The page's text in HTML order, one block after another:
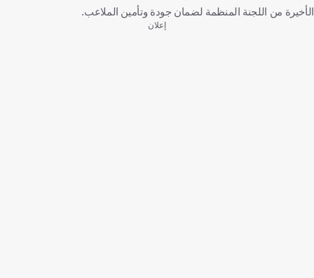
الأخيرة من اللجنة المنظمة لضمان جودة وتأمين الملاعب.
إعلان